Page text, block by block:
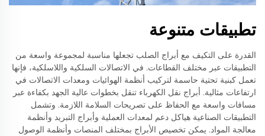
تطبيقات متنوعة
القدرة على التكيف مع أبراج الصلب تجعلها مناسبة لمجموعة واسعة من
التطبيقات عبر مختلف القطاعات. في الاتصالات السلكية واللاسلكية، فإنها
تعمل كبنية تحتية حاسمة لتركيب أنظمة الهوائيات ومعدات الاتصالات في
ارتفاعات مثالية. أبراج نقل الكهرباء تنقل بخطوات عالية الجهد بكفاءة عبر
مسافات واسعة مع الحفاظ على تصريحات السلامة اللازمة. وتشمل
التطبيقات الصناعية هياكل دعم لمعدات العملية وأبراج التبريد وأنظمة
معالجة المواد. يمكن تخصيص الأبراج بمختلف المنصات وأنظمة الوصول